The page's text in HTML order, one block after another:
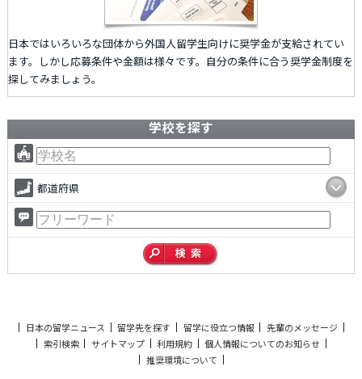
日本ではいろいろな団体から外国人留学生向けに奨学金が支給されてい
ます。しかし応募条件や金額は様々です。自分の条件に合う奨学金制度を
探してみましょう。
学校を探す
都道府県
日本の留学ニュース 留学先を探す 留学に役立つ情報
先輩のメッセージ
索引検索
サイトマップ 利用規約
個人情報についてのお知らせ
推奨環境について